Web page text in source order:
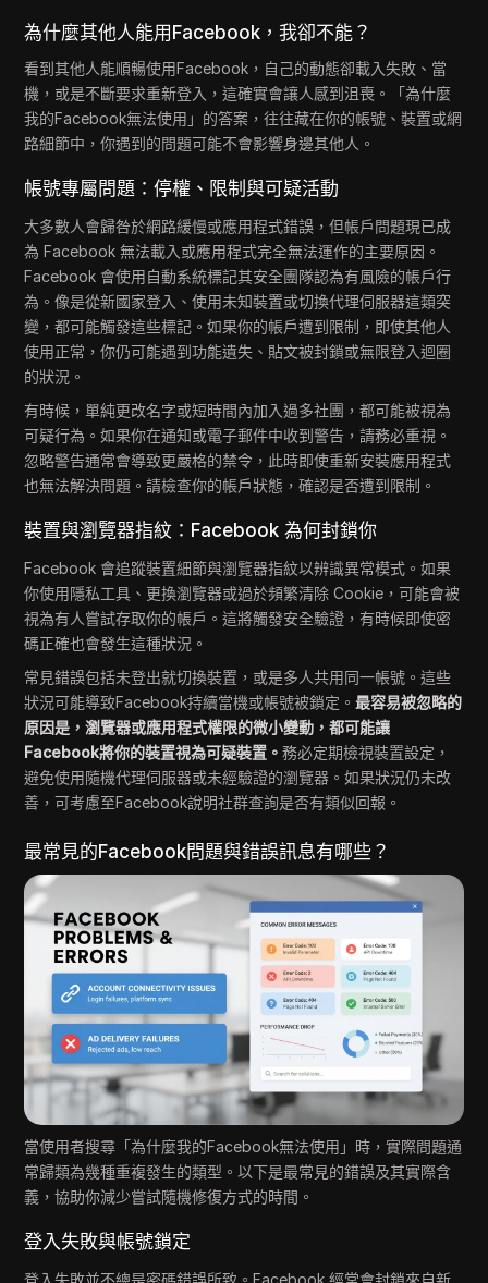
為什麼其他人能用Facebook，我卻不能？
看到其他人能順暢使用Facebook，自己的動態卻載入失敗、當
機，或是不斷要求重新登入，這確實會讓人感到沮喪。「為什麼
我的Facebook無法使用」的答案，往往藏在你的帳號、裝置或網
路細節中，你遇到的問題可能不會影響身邊其他人。
帳號專屬問題：停權、限制與可疑活動
大多數人會歸咎於網路緩慢或應用程式錯誤，但帳戶問題現已成
為 Facebook 無法載入或應用程式完全無法運作的主要原因。
Facebook 會使用自動系統標記其安全團隊認為有風險的帳戶行
為。像是從新國家登入、使用未知裝置或切換代理伺服器這類突
變，都可能觸發這些標記。如果你的帳戶遭到限制，即使其他人
使用正常，你仍可能遇到功能遺失、貼文被封鎖或無限登入迴圈
的狀況。
有時候，單純更改名字或短時間內加入過多社團，都可能被視為
可疑行為。如果你在通知或電子郵件中收到警告，請務必重視。
忽略警告通常會導致更嚴格的禁令，此時即使重新安裝應用程式
也無法解決問題。請檢查你的帳戶狀態，確認是否遭到限制。
裝置與瀏覽器指紋：Facebook 為何封鎖你
Facebook 會追蹤裝置細節與瀏覽器指紋以辨識異常模式。如果
你使用隱私工具、更換瀏覽器或過於頻繁清除 Cookie，可能會被
視為有人嘗試存取你的帳戶。這將觸發安全驗證，有時候即使密
碼正確也會發生這種狀況。
常見錯誤包括未登出就切換裝置，或是多人共用同一帳號。這些
狀況可能導致Facebook持續當機或帳號被鎖定。最容易被忽略的
原因是，瀏覽器或應用程式權限的微小變動，都可能讓
Facebook將你的裝置視為可疑裝置。務必定期檢視裝置設定，
避免使用隨機代理伺服器或未經驗證的瀏覽器。如果狀況仍未改
善，可考慮至Facebook說明社群查詢是否有類似回報。
最常見的Facebook問題與錯誤訊息有哪些？
當使用者搜尋「為什麼我的Facebook無法使用」時，實際問題通
常歸類為幾種重複發生的類型。以下是最常見的錯誤及其實際含
義，協助你減少嘗試隨機修復方式的時間。
登入失敗與帳號鎖定